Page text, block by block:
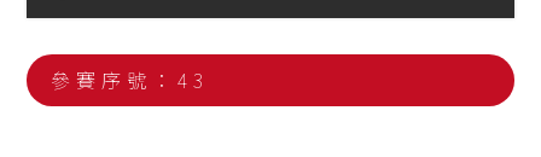
110年大學生海報競賽暨海報展
111年大學生海報競賽暨海報展
參賽序號：43